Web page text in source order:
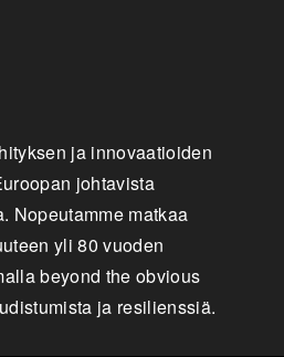
ja innovaatioiden
johtavista
Nopeutamme matkaa
yli 80 vuoden
beyond the obvious
ja resilienssiä.